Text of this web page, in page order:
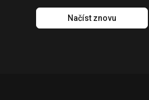
Načíst znovu